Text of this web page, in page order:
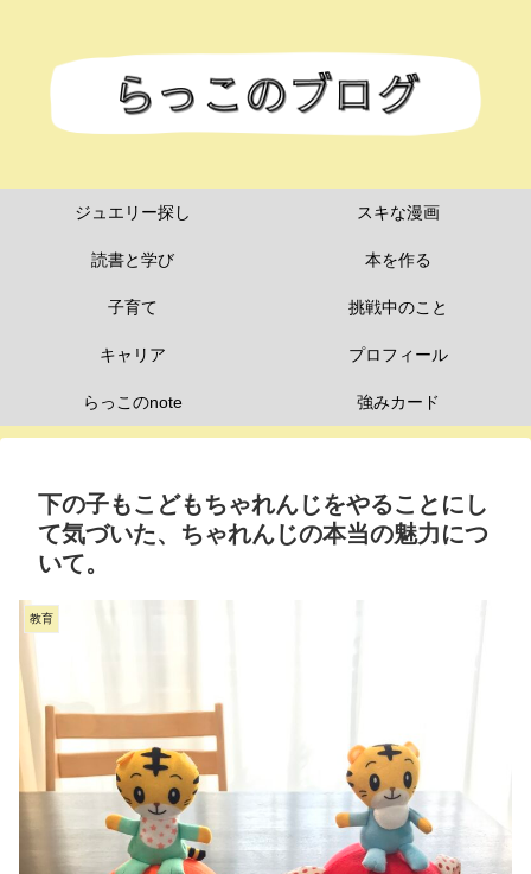
ジュエリー探し スキな漫画
読書と学び 本を作る
子育て 挑戦中のこと
キャリア プロフィール
らっこのnote 強みカード
下の子もこどもちゃれんじをやることにし
て気づいた、ちゃれんじの本当の魅力につ
いて。
教育